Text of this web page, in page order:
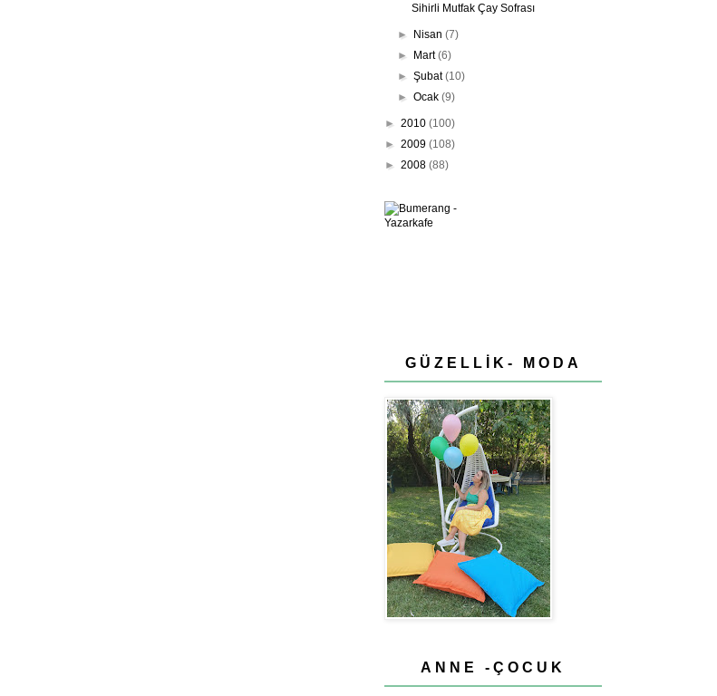
Sihirli Mutfak Çay Sofrası
► Nisan(7)
► Mart(6)
►Şubat(10)
►Ocak(9)
► 2010 (100)
► 2009 (108)
► 2008 (88)
GÜZELLİK- MODA
ANNE -ÇOCUK